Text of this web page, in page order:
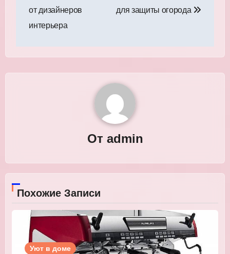
записям
от дизайнеров
интерьера
для защиты огорода
От admin
Похожие Записи
Уют в доме